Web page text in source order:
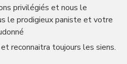
privilégiés et nous le
le prodigieux paniste et votre
reconnaitra toujours les siens.